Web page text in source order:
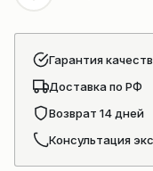
Гарантия
Доставка по РФ
Возврат 14 дней
Консультация